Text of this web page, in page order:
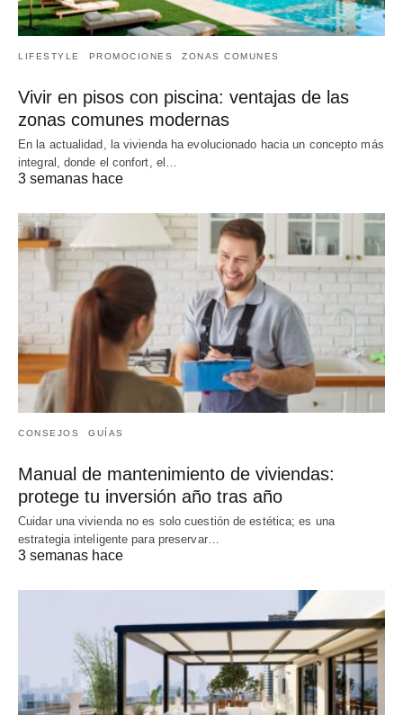
LIFESTYLE PROMOCIONES ZONAS COMUNES
Vivir en pisos con piscina: ventajas de las
zonas comunes modernas
En la actualidad, la vivienda ha evolucionado hacia un concepto más
integral, donde el confort, el…
3 semanas hace
CONSEJOS GUÍAS
Manual de mantenimiento de viviendas:
protege tu inversión año tras año
Cuidar una vivienda no es solo cuestión de estética; es una
estrategia inteligente para preservar…
3 semanas hace